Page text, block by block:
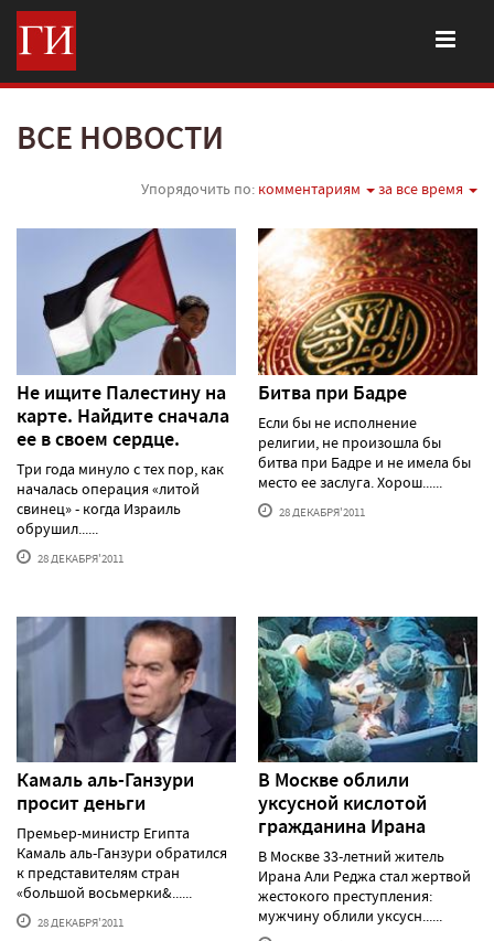
ВСЕ НОВОСТИ
Упорядочить по: комментариям за все время
Не ищите Палестину на
карте. Найдите сначала
ее в своем сердце.
Три года минуло с тех пор, как
началась операция «литой
свинец» - когда Израиль
обрушил......
28 ДЕКАБРЯ'2011
Битва при Бадре
Если бы не исполнение
религии, не произошла бы
битва при Бадре и не имела бы
место ее заслуга. Хорош......
28 ДЕКАБРЯ'2011
Камаль аль-Ганзури
просит деньги
Премьер-министр Египта
Камаль аль-Ганзури обратился
к представителям стран
«большой восьмерки&......
28 ДЕКАБРЯ'2011
В Москве облили
уксусной кислотой
гражданина Ирана
В Москве 33-летний житель
Ирана Али Реджа стал жертвой
жестокого преступления:
мужчину облили уксусн......